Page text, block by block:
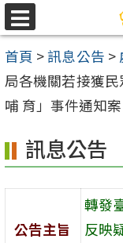
跳
至
主
要
內
區
選
單
首頁 >訊息公告 >
局各機關若接獲
哺 育」事件通知案
訊息公告
公告主旨
轉發
反映